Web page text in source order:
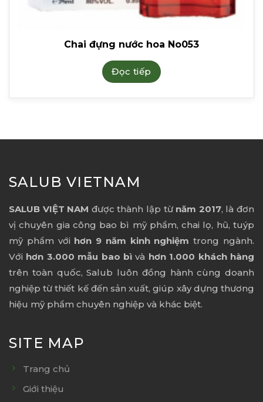
Chai đựng nước hoa No053
Đọc tiếp
SALUB VIETNAM
SALUB VIỆT NAM được thành lập từ năm 2017, là đơn
vị chuyên gia công bao bì mỹ phẩm, chai lọ, hũ, tuýp
mỹ phẩm với hơn 9 năm kinh nghiệm trong ngành.
Với hơn 3.000 mẫu bao bì và hơn 1.000 khách hàng
trên toàn quốc, Salub luôn đồng hành cùng doanh
nghiệp từ thiết kế đến sản xuất, giúp xây dựng thương
hiệu mỹ phẩm chuyên nghiệp và khác biệt.
SITE MAP
Trang chủ
Giới thiệu